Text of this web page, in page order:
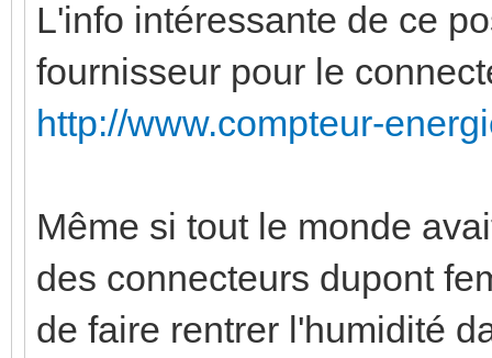
L'info intéressante de ce
fournisseur pour le
http://www.compteur-
Même si tout le monde
des connecteurs dupont
de faire rentrer l'humidité